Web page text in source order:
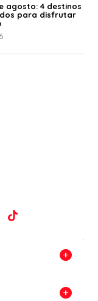
agosto: 4 destinos
para disfrutar